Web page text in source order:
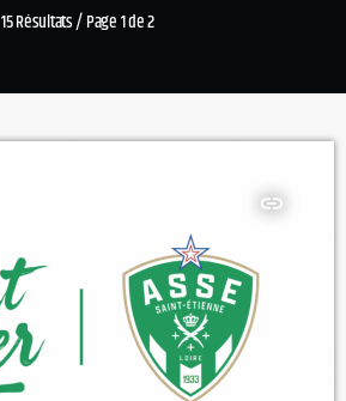
15 Résultats / Page 1 de 2
insert_link